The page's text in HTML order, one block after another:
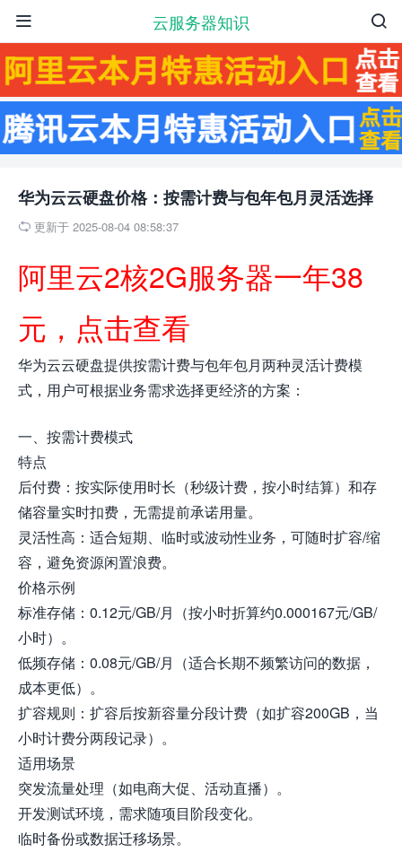
云服务器知识 

华为云云硬盘价格：按需计费与包年包月灵活选择
 更新于 2025-08-04 08:58:37
阿里云2核2G服务器一年38
元，点击查看
华为云云硬盘提供按需计费与包年包月两种灵活计费模
式，用户可根据业务需求选择更经济的方案：
一、按需计费模式
特点
后付费：按实际使用时长（秒级计费，按小时结算）和存
储容量实时扣费，无需提前承诺用量。
灵活性高：适合短期、临时或波动性业务，可随时扩容/缩
容，避免资源闲置浪费。
价格示例
标准存储：0.12元/GB/月（按小时折算约0.000167元/GB/
小时）。
低频存储：0.08元/GB/月（适合长期不频繁访问的数据，
成本更低）。
扩容规则：扩容后按新容量分段计费（如扩容200GB，当
小时计费分两段记录）。
适用场景
突发流量处理（如电商大促、活动直播）。
开发测试环境，需求随项目阶段变化。
临时备份或数据迁移场景。